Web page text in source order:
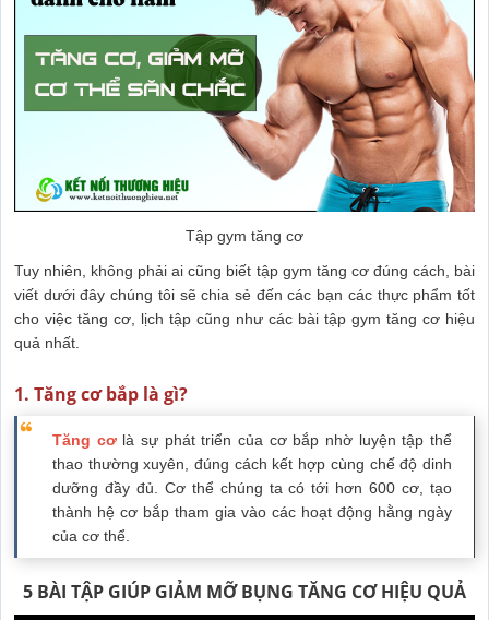
Tập gym tăng cơ
Tuy nhiên, không phải ai cũng biết tập gym tăng cơ đúng cách, bài
viết dưới đây chúng tôi sẽ chia sẻ đến các bạn các thực phẩm tốt
cho việc tăng cơ, lịch tập cũng như các bài tập gym tăng cơ hiệu
quả nhất.
1. Tăng cơ bắp là gì?
Tăng cơlà sự phát triển của cơ bắp nhờ luyện tập thể
thao thường xuyên, đúng cách kết hợp cùng chế độ dinh
dưỡng đầy đủ. Cơ thể chúng ta có tới hơn 600 cơ, tạo
thành hệ cơ bắp tham gia vào các hoạt động hằng ngày
của cơ thể.
5 BÀI TẬP GIÚP GIẢM MỠ BỤNG TĂNG CƠ HIỆU QUẢ